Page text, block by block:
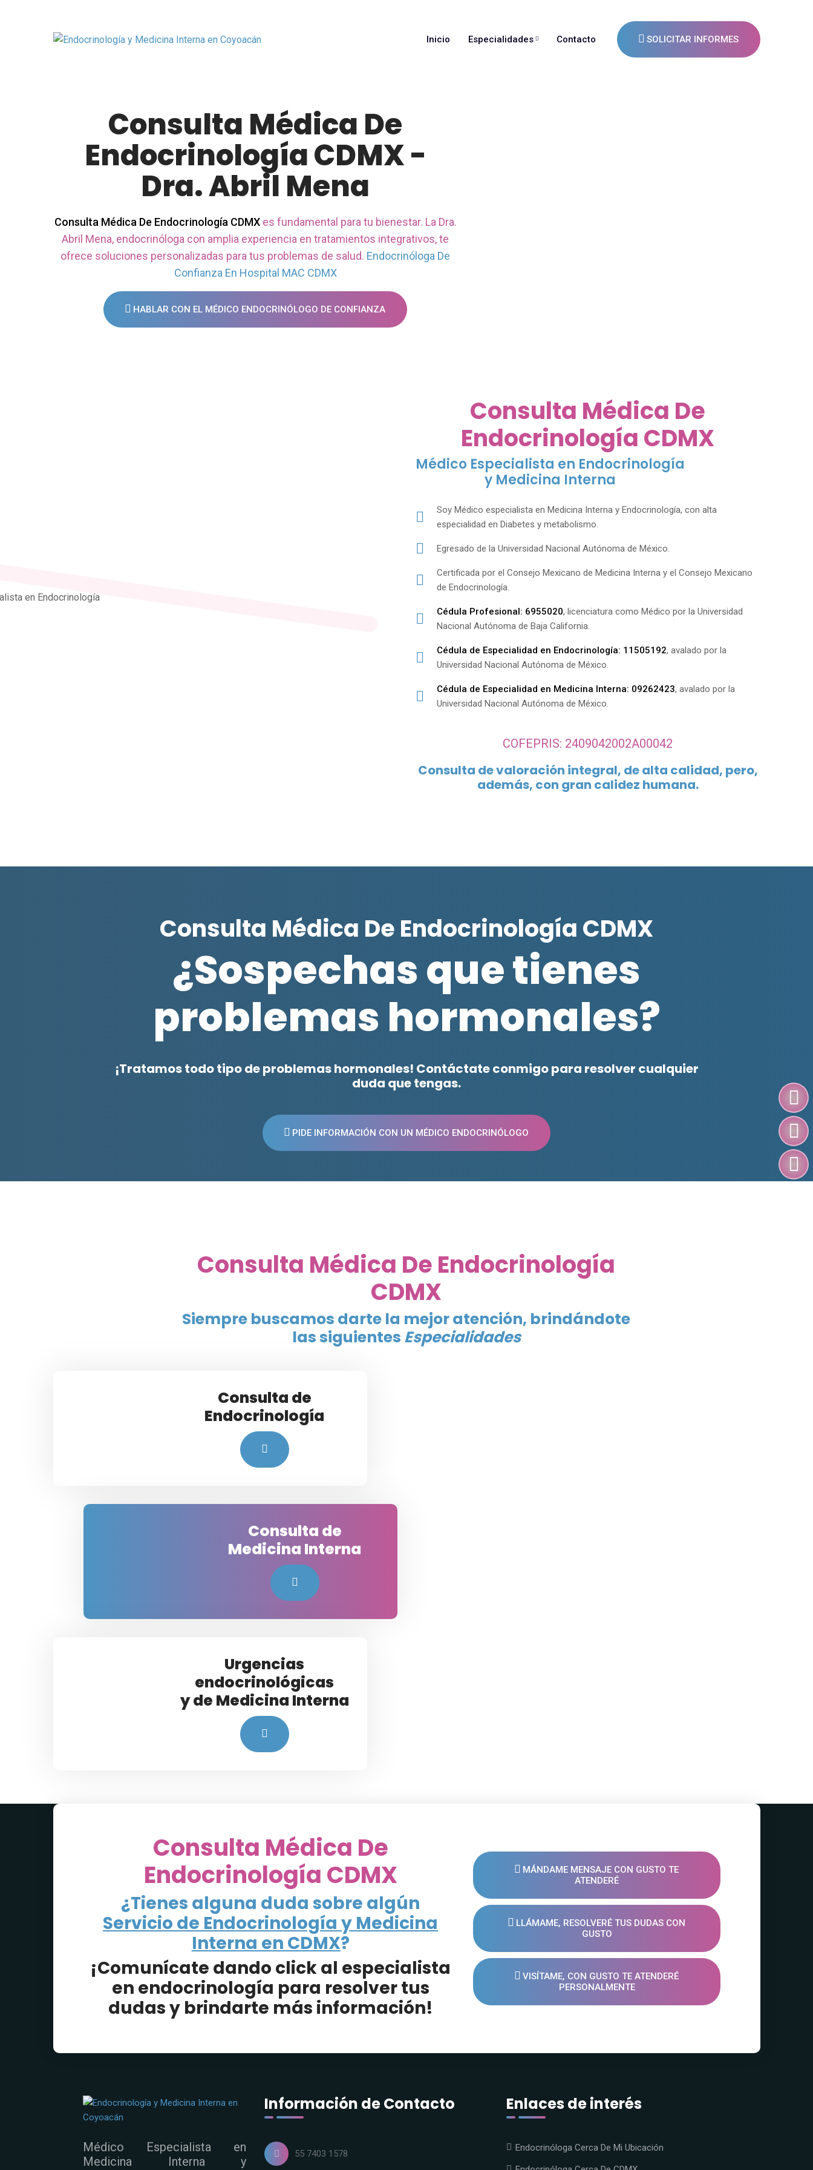
SOLICITAR INFORMES
Inicio Especialidades Contacto
Consulta Médica De
Endocrinología CDMX -
Dra. Abril Mena
Consulta Médica De Endocrinología CDMXes fundamental para tu bienestar. La Dra.
Abril Mena, endocrinóloga con amplia experiencia en tratamientos integrativos, te
ofrece soluciones personalizadas para tus problemas de salud. Endocrinóloga De
Confianza En Hospital MAC CDMX
HABLAR CON EL MÉDICO ENDOCRINÓLOGO DE CONFIANZA
Consulta Médica De
Endocrinología CDMX
Médico Especialista en Endocrinología
y Medicina Interna
Soy Médico especialista en Medicina Interna y Endocrinología, con alta
especialidad en Diabetes y metabolismo.
Egresado de la Universidad Nacional Autónoma de México.
Certificada por el Consejo Mexicano de Medicina Interna y el Consejo Mexicano
de Endocrinología.
Cédula Profesional: 6955020, licenciatura como Médico por la Universidad
Nacional Autónoma de Baja California.
Cédula de Especialidad en Endocrinología: 11505192, avalado por la
Universidad Nacional Autónoma de México.
Cédula de Especialidad en Medicina Interna: 09262423, avalado por la
Universidad Nacional Autónoma de México.
COFEPRIS: 2409042002A00042
Consulta de valoración integral, de alta calidad, pero,
además, con gran calidez humana.
Consulta Médica De Endocrinología CDMX
¿Sospechas que tienes
problemas hormonales?
¡Tratamos todo tipo de problemas hormonales! Contáctate conmigo para resolver cualquier
duda que tengas.
PIDE INFORMACIÓN CON UN MÉDICO ENDOCRINÓLOGO
Consulta Médica De Endocrinología
CDMX
Siempre buscamos darte la mejor atención, brindándote
las siguientes Especialidades
Consulta de
Endocrinología
Consulta de
Medicina Interna
Urgencias
endocrinológicas
y de Medicina Interna
Consulta Médica De
Endocrinología CDMX
¿Tienes alguna duda sobre algún
Servicio de Endocrinología y Medicina
Interna en CDMX?
¡Comunícate dando click al especialista
en endocrinología para resolver tus
dudas y brindarte más información!
MÁNDAME MENSAJE CON GUSTO TE
ATENDERÉ
LLÁMAME, RESOLVERÉ TUS DUDAS CON
GUSTO
VISÍTAME, CON GUSTO TE ATENDERÉ
PERSONALMENTE
Médico Especialista en
Medicina Interna y
Información de Contacto
55 7403 1578
Enlaces de interés
Endocrinóloga Cerca De Mi Ubicación